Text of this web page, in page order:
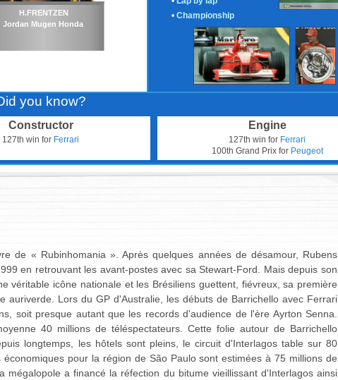
H.FRENTZEN
Jordan Mugen Honda
• Championship
you know?
Constructor
127th win for Ferrari
Engine
127th win for Ferrari
100th Grand Prix for Peugeot
de « Rubinhomania ». Après quelques années de désamour, Rubens
en retrouvant les avant-postes avec sa Stewart-Ford. Mais depuis son
véritable icône nationale et les Brésiliens guettent, fiévreux, sa première
Lors du GP d'Australie, les débuts de Barrichello avec Ferrari
soit presque autant que les records d'audience de l'ère Ayrton Senna.
40 millions de téléspectateurs. Cette folie autour de Barrichello
longtemps, les hôtels sont pleins, le circuit d'Interlagos table sur 80
pour la région de São Paulo sont estimées à 75 millions de
a financé la réfection du bitume vieillissant d'Interlagos ainsi